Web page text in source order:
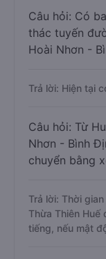
Câu hỏi: Có
thác tuyến
Hoài Nhơn -
Trả lời: Hiện tại
Câu hỏi: Từ
Nhơn - Bình
chuyển bằng
Trả lời: Thời
Thừa Thiên Huế
tiếng, nếu mật